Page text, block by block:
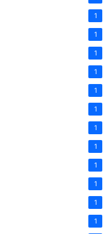
1
1
1
1
1
1
1
1
1
1
1
1